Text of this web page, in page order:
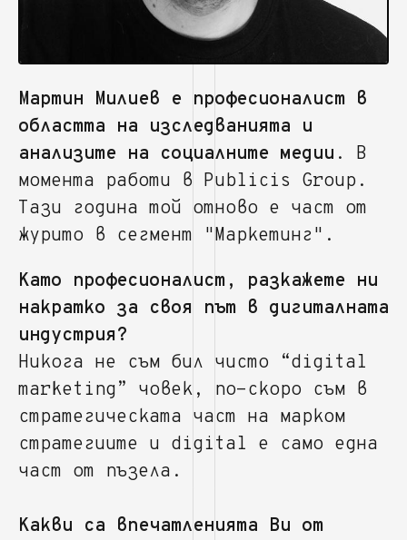
Мартин Милиев е професионалист в
областта на изследванията и
анализите на социалните медии . В
момента работи в Publicis Group.
Тази година той отново е част от
журито в сегмент "Маркетинг".
Като професионалист, разкажете ни
накратко за своя път в дигиталната
индустрия?
Никога не съм бил чисто “digital
marketing” човек, по-скоро съм в
стратегическата част на марком
стратегиите и digital е само една
част от пъзела.
Какви са впечатленията Ви от